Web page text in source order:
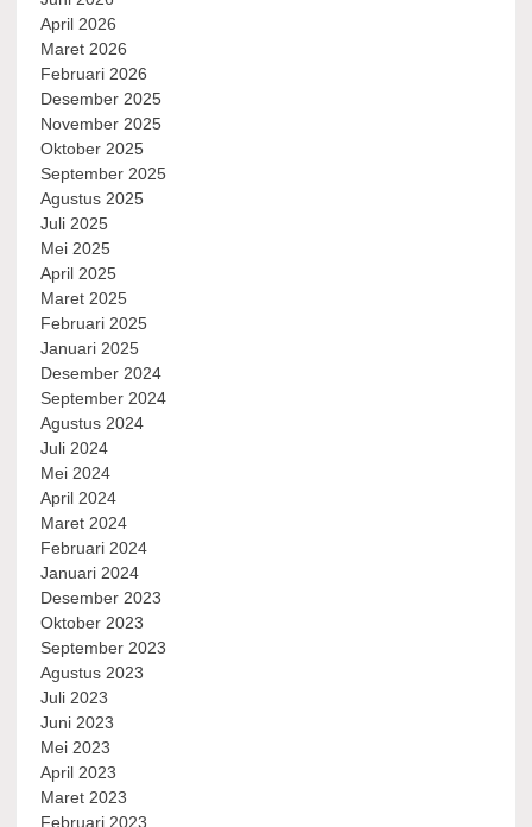
April 2026
Maret 2026
Februari 2026
Desember 2025
November 2025
Oktober 2025
September 2025
Agustus 2025
Juli 2025
Mei 2025
April 2025
Maret 2025
Februari 2025
Januari 2025
Desember 2024
September 2024
Agustus 2024
Juli 2024
Mei 2024
April 2024
Maret 2024
Februari 2024
Januari 2024
Desember 2023
Oktober 2023
September 2023
Agustus 2023
Juli 2023
Juni 2023
Mei 2023
April 2023
Maret 2023
Februari 2023